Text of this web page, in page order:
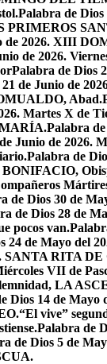
Palabra de
PRIMEROS
de 2026. XIII
de 2026.
Palabra de Dios
21 de Junio de
Abad.
Martes X de
MARÍA.Palabra
Junio de 2026.
Palabra de
BONIFACIO,
de Dios 30 de
de Dios 28 de
pocos van.
24 de Mayo del
SANTA RITA
VII de
LA
Dios 14 de
“El vive”
Palabra de
de Dios 5 de